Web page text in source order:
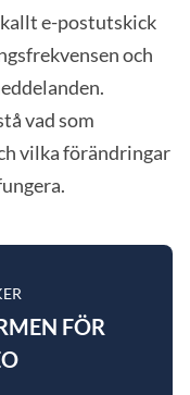
e-postutskick
och
vad som
vilka förändringar
FÖR